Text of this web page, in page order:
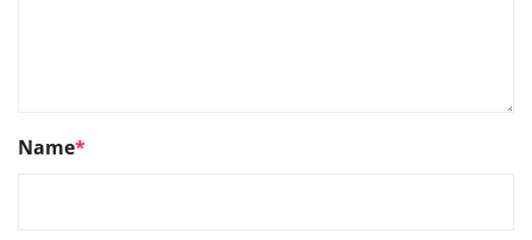
Name*